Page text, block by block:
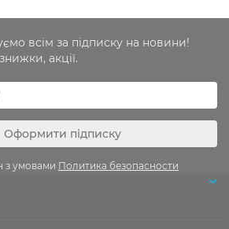
всім за підписку на новини!
акції.
Оформити підписку
з умовами Политика безопасности